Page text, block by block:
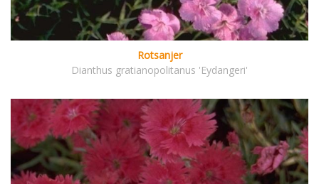
Rotsanjer
Dianthus gratianopolitanus 'Eydangeri'